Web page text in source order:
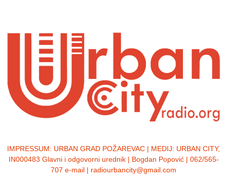
IMPRESSUM: URBAN GRAD POŽAREVAC | MEDIJ: URBAN CITY,
IN000483 Glavni i odgovorni urednik | Bogdan Popović | 062/565-
707 e-mail | radiourbancity@gmail.com